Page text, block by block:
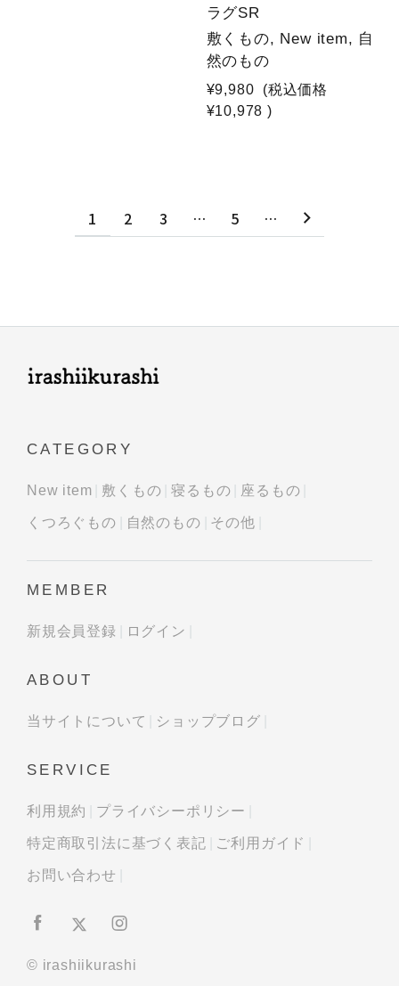
ラグSR
敷くもの, New item, 自
然のもの
¥9,980
(税込価格
¥10,978 )
1 2 3 … 5 …
CATEGORY
New item 敷くもの 寝るもの 座るもの
くつろぐもの 自然のもの その他
MEMBER
新規会員登録 ログイン
ABOUT
当サイトについて ショップブログ
SERVICE
利用規約 プライバシーポリシー
特定商取引法に基づく表記 ご利用ガイド
お問い合わせ
© irashiikurashi